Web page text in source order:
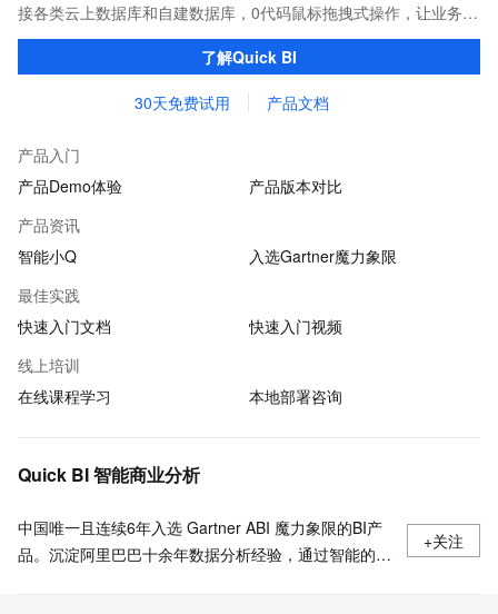
接各类云上数据库和自建数据库，0代码鼠标拖拽式操作，让业务用
户也能一键轻松实现海量数据可视化分析。
了解Quick BI
30天免费试用 产品文档
产品入门
产品Demo体验
产品版本对比
产品资讯
智能小Q
入选Gartner魔力象限
最佳实践
快速入门文档
快速入门视频
线上培训
在线课程学习
本地部署咨询
Quick BI 智能商业分析
中国唯一且连续6年入选 Gartner ABI 魔力象限的BI产
品。沉淀阿里巴巴十余年数据分析经验，通过智能的数
+关注